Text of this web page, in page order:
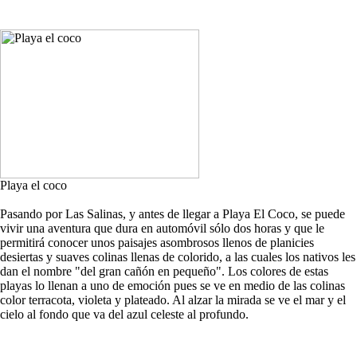
Playa el coco
Pasando por Las Salinas, y antes de llegar a Playa El Coco, se puede
vivir una aventura que dura en automóvil sólo dos horas y que le
permitirá conocer unos paisajes asombrosos llenos de planicies
desiertas y suaves colinas llenas de colorido, a las cuales los nativos les
dan el nombre "del gran cañón en pequeño". Los colores de estas
playas lo llenan a uno de emoción pues se ve en medio de las colinas
color terracota, violeta y plateado. Al alzar la mirada se ve el mar y el
cielo al fondo que va del azul celeste al profundo.